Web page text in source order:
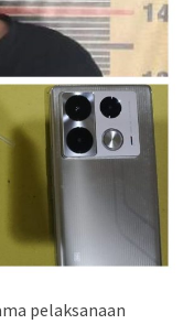
pelaksanaan